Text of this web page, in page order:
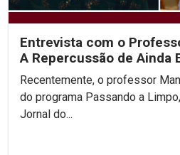
Entrevista com o
A Repercussão de Ainda
pelos...
Recentemente, o professor
do programa Passando a
Jornal do...